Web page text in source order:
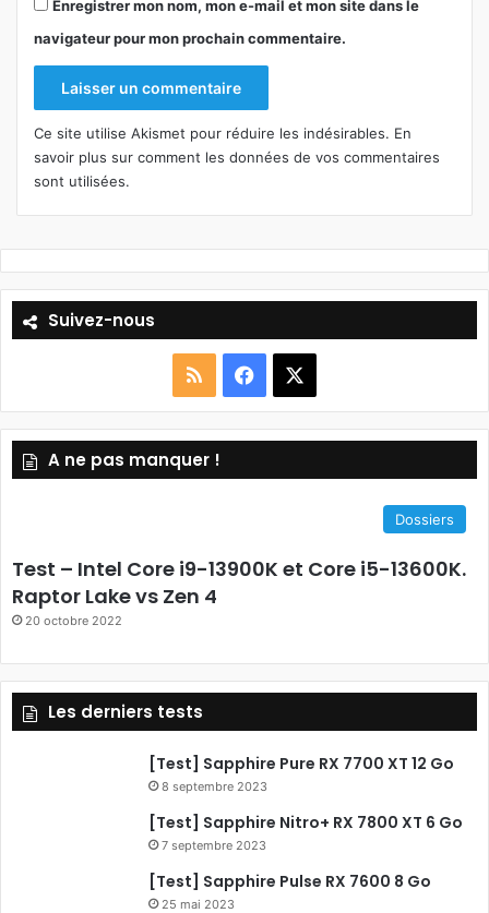
Enregistrer mon nom, mon e-mail et mon site dans le
navigateur pour mon prochain commentaire.
Ce site utilise Akismet pour réduire les indésirables. En
savoir plus sur comment les données de vos commentaires
sont utilisées.
Suivez-nous
S
S
a
k
A ne pas manquer !
Dossiers
Test – Intel Core i9-13900K et Core i5-13600K.
Raptor Lake vs Zen 4
20 octobre 2022
Les derniers tests
[Test] Sapphire Pure RX 7700 XT 12 Go
8 septembre 2023
[Test] Sapphire Nitro+ RX 7800 XT 6 Go
7 septembre 2023
[Test] Sapphire Pulse RX 7600 8 Go
25 mai 2023